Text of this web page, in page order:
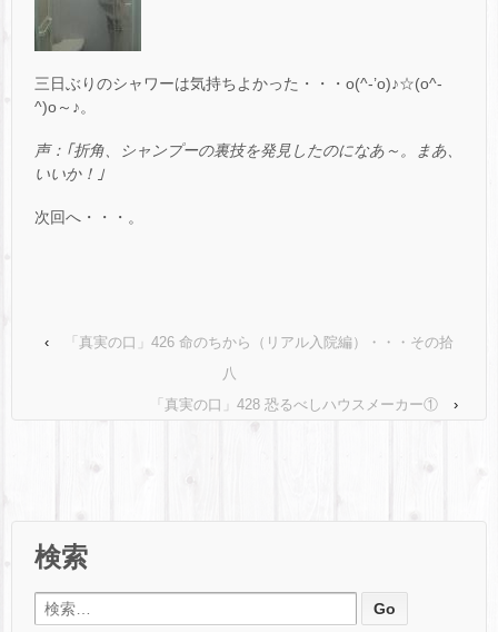
三日ぶりのシャワーは気持ちよかった・・・o(^-’o)♪☆(o^-
^)o～♪。
声：｢折角、シャンプーの裏技を発見したのになあ～。まあ、
いいか！｣
次回へ・・・。
‹
「真実の口」426 命のちから（リアル入院編）・・・その拾
八
「真実の口」428 恐るべしハウスメーカー①
›
検索
検索: